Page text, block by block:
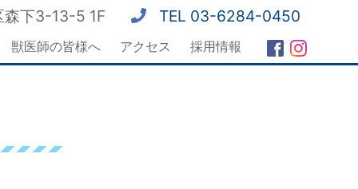
下3-13-5 1F TEL 03-6284-0450
獣医師の皆様へ アクセス 採用情報